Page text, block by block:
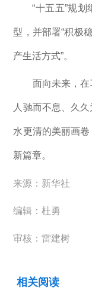
“十五五”规划
型，并部署“积极
产生活方式”。
面向未来，在
人驰而不息、久
水更清的美丽画
新篇章。
来源：新华社
编辑：杜勇
审核：雷建树
相关阅读